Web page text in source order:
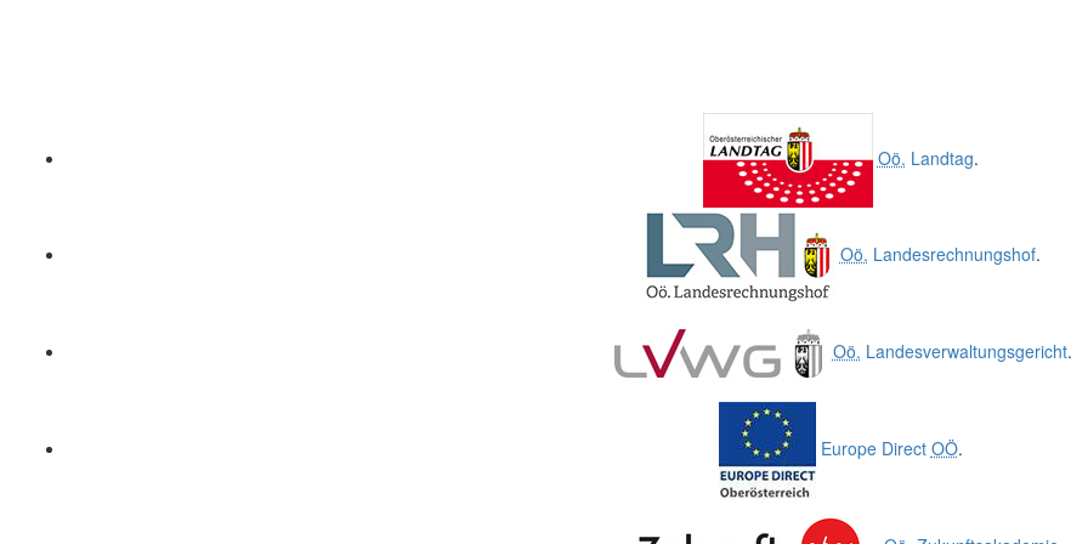
Oö. Landtag.
Oö. Landesrechnungshof.
Oö. Landesverwaltungsgericht.
Europe Direct OÖ.